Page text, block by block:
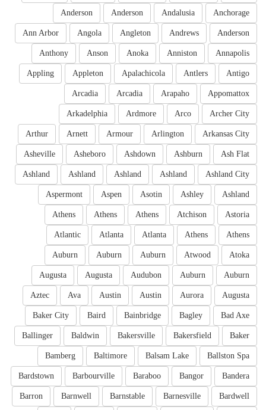
Anchorage
Andalusia
Anderson
Anderson
Anderson
Andrews
Angleton
Angola
Ann Arbor
Annapolis
Anniston
Anoka
Anson
Anthony
Antigo
Antlers
Apalachicola
Appleton
Appling
Appomattox
Arapaho
Arcadia
Arcadia
Archer City
Arco
Ardmore
Arkadelphia
Arkansas City
Arlington
Armour
Arnett
Arthur
Ash Flat
Ashburn
Ashdown
Asheboro
Asheville
Ashland City
Ashland
Ashland
Ashland
Ashland
Ashland
Ashley
Asotin
Aspen
Aspermont
Astoria
Atchison
Athens
Athens
Athens
Athens
Athens
Atlanta
Atlanta
Atlantic
Atoka
Atwood
Auburn
Auburn
Auburn
Auburn
Auburn
Audubon
Augusta
Augusta
Augusta
Aurora
Austin
Austin
Ava
Aztec
Bad Axe
Bagley
Bainbridge
Baird
Baker City
Baker
Bakersfield
Bakersville
Baldwin
Ballinger
Ballston Spa
Balsam Lake
Baltimore
Bamberg
Bandera
Bangor
Baraboo
Barbourville
Bardstown
Bardwell
Barnesville
Barnstable
Barnwell
Barron